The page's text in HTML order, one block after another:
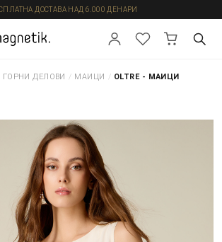
ДОСТАВА НАД 6.000 ДЕНАРИ
ГОРНИ ДЕЛОВИ / МАИЦИ / OLTRE - МАИЦИ